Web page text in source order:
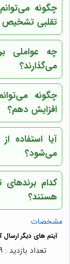
چگونه
تقلبی
چه عواملی
می‌گذارند؟
چگونه
افزایش دهم؟
آیا استفاده
می‌شود؟
کدام برندهای
هستند؟
مشخصات
تعداد بازدید : 739